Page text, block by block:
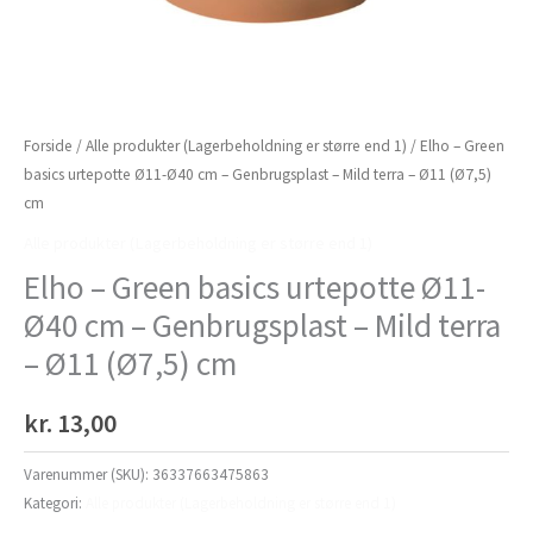
Forside /Alle produkter (Lagerbeholdning er større end 1) / Elho – Green
basics urtepotte Ø11-Ø40 cm – Genbrugsplast – Mild terra – Ø11 (Ø7,5)
cm
Elho – Green basics urtepotte Ø11-
Ø40 cm – Genbrugsplast – Mild terra
– Ø11 (Ø7,5) cm
kr. 13,00
Varenummer (SKU): 36337663475863
Kategori: